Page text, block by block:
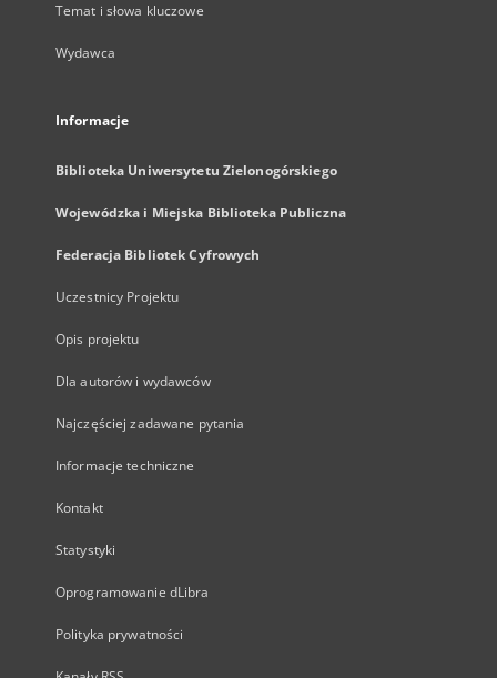
Temat i słowa kluczowe
Wydawca
Informacje
Biblioteka Uniwersytetu Zielonogórskiego
Wojewódzka i Miejska Biblioteka Publiczna
Federacja Bibliotek Cyfrowych
Uczestnicy Projektu
Opis projektu
Dla autorów i wydawców
Najczęściej zadawane pytania
Informacje techniczne
Kontakt
Statystyki
Oprogramowanie dLibra
Polityka prywatności